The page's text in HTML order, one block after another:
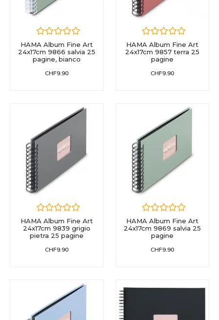
HAMA Album Fine Art
24x17cm 9866 salvia 25
pagine, bianco
CHF9.90
HAMA Album Fine Art
24x17cm 9857 terra 25
pagine
CHF9.90
HAMA Album Fine Art
24x17cm 9839 grigio
pietra 25 pagine
CHF9.90
HAMA Album Fine Art
24x17cm 9869 salvia 25
pagine
CHF9.90